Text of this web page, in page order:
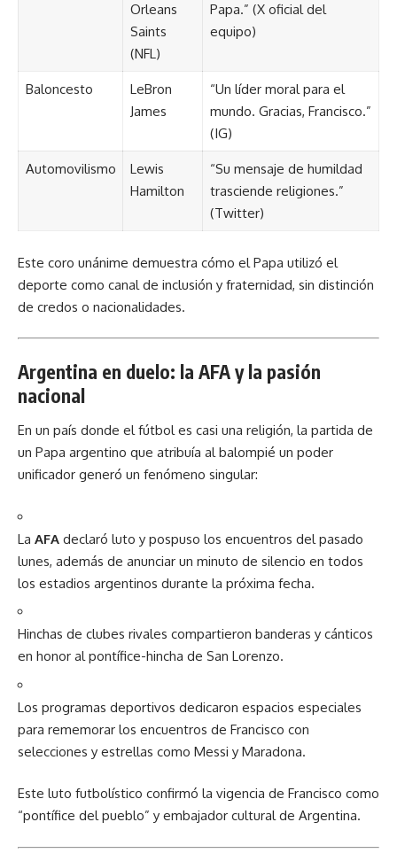
Orleans
Saints
(NFL)
Papa.” (X oficial del
equipo)
Baloncesto
LeBron
James
“Un líder moral para el
mundo. Gracias, Francisco.”
(IG)
Automovilismo
Lewis
Hamilton
“Su mensaje de humildad
trasciende religiones.”
(Twitter)
Este coro unánime demuestra cómo el Papa utilizó el
deporte como canal de inclusión y fraternidad, sin distinción
de credos o nacionalidades.
Argentina en duelo: la AFA y la pasión
nacional
En un país donde el fútbol es casi una religión, la partida de
un Papa argentino que atribuía al balompié un poder
unificador generó un fenómeno singular:
La AFA declaró luto y pospuso los encuentros del pasado
lunes, además de anunciar un minuto de silencio en todos
los estadios argentinos durante la próxima fecha.
Hinchas de clubes rivales compartieron banderas y cánticos
en honor al pontífice-hincha de San Lorenzo.
Los programas deportivos dedicaron espacios especiales
para rememorar los encuentros de Francisco con
selecciones y estrellas como Messi y Maradona.
Este luto futbolístico confirmó la vigencia de Francisco como
“pontífice del pueblo” y embajador cultural de Argentina.